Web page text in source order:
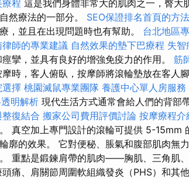
程 這是我們身體非常大的肌肉之一，臀大
然療法的一部分。 SEO保證排名首頁的方法
，並且在出現問題時也有幫助。 台北地區
律師的專業建議 自然效果的墊下巴療程 失智
攣，並具有良好的增強免疫力的作用。 筋
時，客人俯臥，按摩師將滾輪墊放在客人
選擇 桃園滅鼠專業團隊 養護中心單人房服務
明解析 現代生活方式通常會給人們的背部
復結合 搬家公司費用評價討論 按摩療程
真空加上專門設計的滾輪可提供 5-15mm
廓的效果。 它對便秘、脹氣和腹部肌肉無
重點是鍛鍊肩帶的肌肉——胸肌、三角肌
痛、肩關節周圍軟組織發炎（PHS）和其